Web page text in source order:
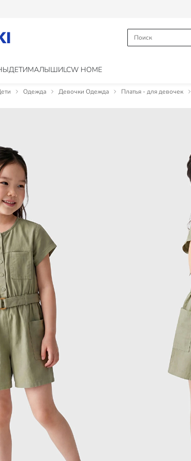
ДЕТИМАЛЫШИLCW HOME
Одежда Девочки Одежда Платья - для девочек